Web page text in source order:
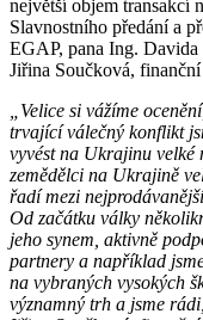
největší objem transakcí
Slavnostního předání a
EGAP, pana Ing.
Jiřina Součková,
„Velice si vážíme
trvající válečný konflikt
vyvést na Ukrajinu velké
zemědělci na Ukrajině
řadí mezi
Od začátku války
jeho synem, aktivně
partnery a například
na vybraných vysokých
významný trh a jsme